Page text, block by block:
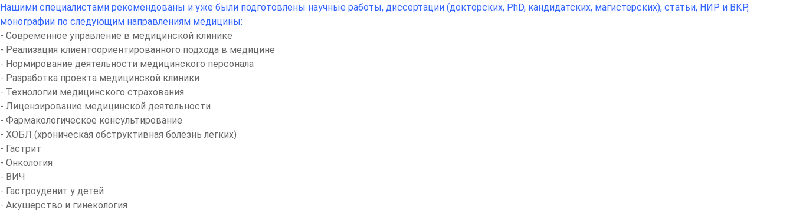
Нашими специалистами рекомендованы и уже были подготовлены научные работы, диссертации (докторских, PhD, кандидатских, магистерских), статьи, НИР и ВКР,
монографии по следующим направлениям медицины:
- Современное управление в медицинской клинике
- Реализация клиентоориентированного подхода в медицине
- Нормирование деятельности медицинского персонала
- Разработка проекта медицинской клиники
- Технологии медицинского страхования
- Лицензирование медицинской деятельности
- Фармакологическое консультирование
- ХОБЛ (хроническая обструктивная болезнь легких)
- Гастрит
- Онкология
- ВИЧ
- Гастроуденит у детей
- Акушерство и гинекология